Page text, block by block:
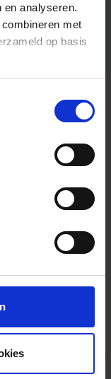
en analyseren.
met
op basis
Eigen foto’s